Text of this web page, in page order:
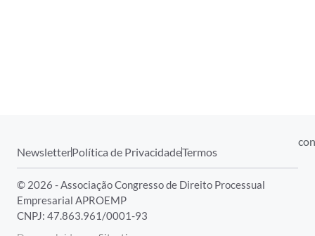
NewsletterPolítica de PrivacidadeTermos
© 2026 - Associação Congresso de Direito Processual
Empresarial APROEMP
CNPJ: 47.863.961/0001-93